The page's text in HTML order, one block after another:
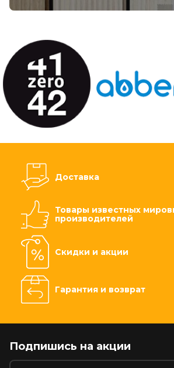
Доставка
Товары известных
производителей
Скидки и акции
Гарантия и возврат
Подпишись на акции